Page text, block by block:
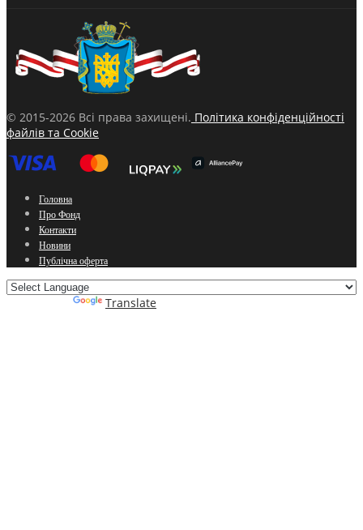
© 2015-2026 Всі права захищені. Політика конфіденційності
файлів та Cookie
Головна
Про Фонд
Контакти
Новини
Публічна оферта
Translate